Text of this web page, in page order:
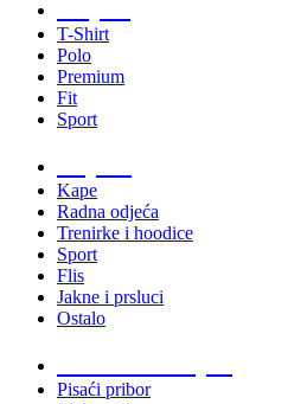
T-Shirt
Polo
Premium
Fit
Sport
Kape
Radna odjeća
Trenirke i hoodice
Sport
Flis
Jakne i prsluci
Ostalo
Pisaći pribor